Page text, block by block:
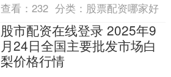
查看：232 分类： 股票配资哪家好
股市配资在线登录 2025年9
月24日全国主要批发市场白
梨价格行情